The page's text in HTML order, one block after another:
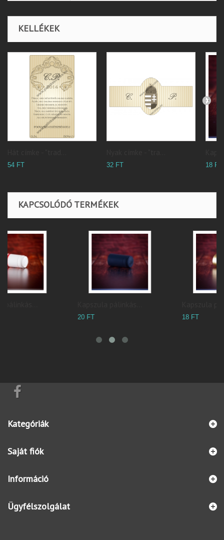
KELLÉKEK
54 FT 32 FT 18 FT
KAPCSOLÓDÓ TERMÉKEK
Kategóriák
Saját fiók
Információ
Ügyfélszolgálat